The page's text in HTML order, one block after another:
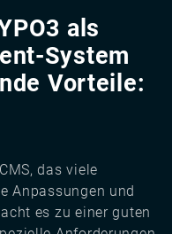
als
System
Vorteile:
das viele
Anpassungen und
es zu einer guten